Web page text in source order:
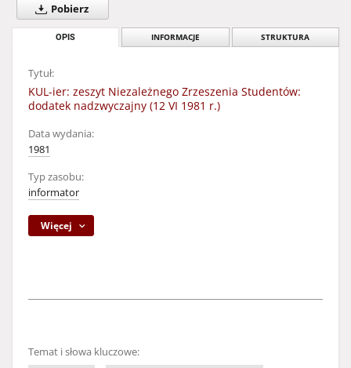
Pobierz
OPIS INFORMACJE STRUKTURA
Tytuł:
KUL-ier: zeszyt Niezależnego Zrzeszenia Studentów:
dodatek nadzwyczajny (12 VI 1981 r.)
Data wydania:
1981
Typ zasobu:
informator
Więcej
Temat i słowa kluczowe: